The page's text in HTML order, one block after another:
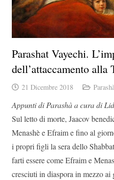
Parashat Vayechi.
dell’attaccamento alla
21 Dicembre 2018
Appunti di Parashà a cura di
Sul letto di morte, Jaacov
Menashè e Efraim e fino al
i propri figli la sera dello
farti essere come Efraim e
cresciuti in diaspora in mezzo